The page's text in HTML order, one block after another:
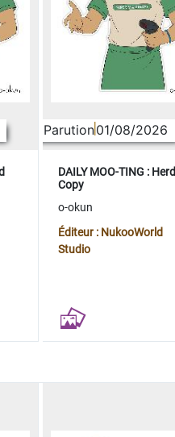
Parution01/08/2026
DAILY MOO-TING : Herd
Copy
o-okun
Éditeur : NukooWorld
Studio